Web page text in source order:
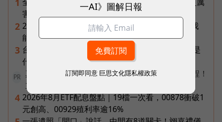
1
害的大型店！為何把餐廳健身房都搬上樓？
2 2026普發一萬最新進度｜國民支援金通過了嗎？我
能領嗎？地方發錢大盤點
3 台達電第二曲線盤點：「不發火的發電機」SOFC是
什麼？AI機器人、微電網、氫電池都它的局
PR
真正的效率，不是更忙，而是建立更好的工作流程！
立即了解《AI 人才全方位實戰課》
4 2026年8月ETF配息盤點｜19檔一次看，00878衝破1
元創高、00929殖利率逾16%
一AI》圖解日報
訂閱即同意 巨思文化隱私權政策